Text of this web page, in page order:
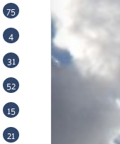
75
4
31
52
15
21